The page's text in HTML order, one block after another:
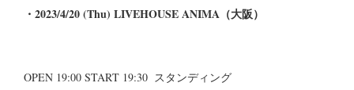
・2023/4/20 (Thu) LIVEHOUSE ANIMA（大阪）
OPEN 19:00 START 19:30 スタンディング